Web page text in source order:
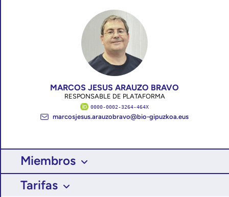
MARCOS JESUS ARAUZO BRAVO
RESPONSABLE DE PLATAFORMA
0000-0002-3264-464X
marcosjesus.arauzobravo@bio-gipuzkoa.eus
Miembros
Tarifas